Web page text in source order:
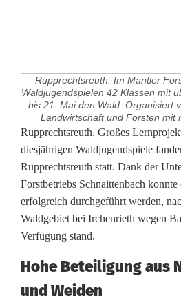
Rupprechtsreuth. Im Mantler
Waldjugendspielen 42 Klassen mit
bis 21. Mai den Wald. Organisiert
Landwirtschaft und Forsten mit
W
a
l
d
j
u
g
Rupprechtsreuth. Großes
diesjährigen Waldjugendspiele
Rupprechtsreuth statt. Dank der
Forstbetriebs Schnaittenbach
erfolgreich durchgeführt werden,
Waldgebiet bei Irchenrieth wegen
Verfügung stand.
Hohe Beteiligung aus
und Weiden